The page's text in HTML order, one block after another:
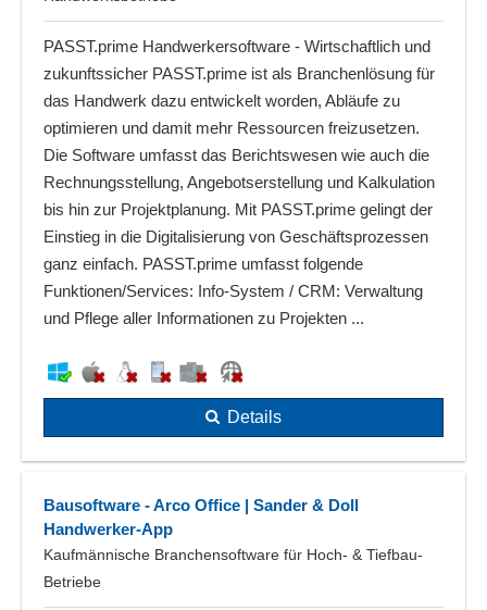
PASST.prime Handwerkersoftware - Wirtschaftlich und
zukunftssicher PASST.prime ist als Branchenlösung für
das Handwerk dazu entwickelt worden, Abläufe zu
optimieren und damit mehr Ressourcen freizusetzen.
Die Software umfasst das Berichtswesen wie auch die
Rechnungsstellung, Angebotserstellung und Kalkulation
bis hin zur Projektplanung. Mit PASST.prime gelingt der
Einstieg in die Digitalisierung von Geschäftsprozessen
ganz einfach. PASST.prime umfasst folgende
Funktionen/Services: Info-System / CRM: Verwaltung
und Pflege aller Informationen zu Projekten ...
Details
Bausoftware - Arco Office | Sander & Doll
Handwerker-App
Kaufmännische Branchensoftware für Hoch- & Tiefbau-
Betriebe